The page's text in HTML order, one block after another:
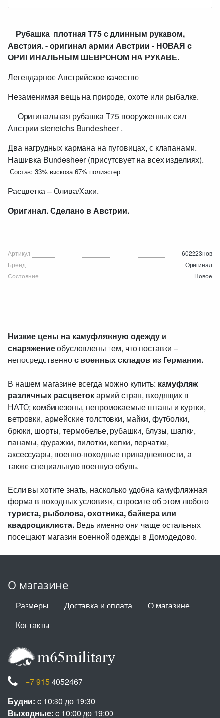
Рубашка плотная T75 с длинным рукавом,
Австрия. - оригинал армии Австрии - НОВАЯ с
ОРИГИНАЛЬНЫМ ШЕВРОНОМ НА РУКАВЕ.
Легендарное Австрийское качество
Незаменимая вещь на природе, охоте или рыбалке.
Оригинальная рубашка Т75 вооруженных сил
Австрии sterreichs Bundesheer .
Два нагрудных кармана на пуговицах, с клапанами.
Нашивка Bundesheer (присутсвует на всех изделиях).
Состав: 33% вискоза 67% полиэстер
Расцветка – Олива/Хаки.
Оригинал. Сделано в Австрии.
Артикул
602223нов
Бренд
Оригинал
Состояние
Новое
Низкие цены на камуфляжную одежду и
снаряжениеобусловлены тем, что поставки –
непосредственнос военных складов из Германии.
В нашем магазине всегда можно купить: камуфляж
различных расцветокармий стран, входящих в
НАТО; комбинезоны, непромокаемые штаны и куртки,
ветровки, армейские толстовки, майки, футболки,
брюки, шорты, термобелье, рубашки, блузы, шапки,
панамы, фуражки, пилотки, кепки, перчатки,
аксессуары, военно-походные принадлежности, а
также специальную военную обувь.
Если вы хотите знать, насколько удобна камуфляжная
форма в походных условиях, спросите об этом любого
туриста, рыболова, охотника, байкера или
квадроциклиста. Ведь именно они чаще остальных
посещают магазин военной одежды в Домодедово.
О магазине
Размеры Доставка и оплата
О магазине
Контакты
+7 915 4052467
Будни: c 10:30 до 19:30
Выходные: c 10:00 до 19:00